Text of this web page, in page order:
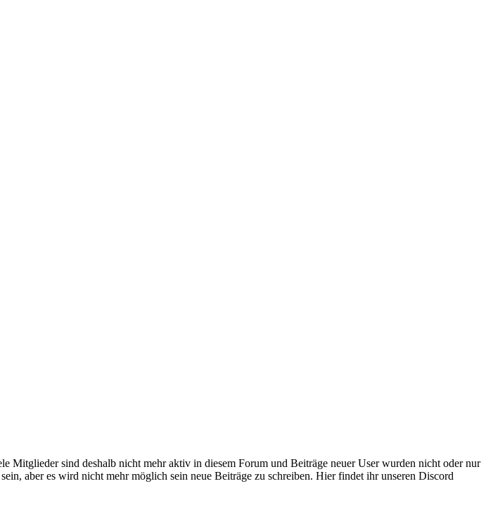
Mitglieder sind deshalb nicht mehr aktiv in diesem Forum und Beiträge neuer User wurden nicht oder nur
aber es wird nicht mehr möglich sein neue Beiträge zu schreiben. Hier findet ihr unseren Discord